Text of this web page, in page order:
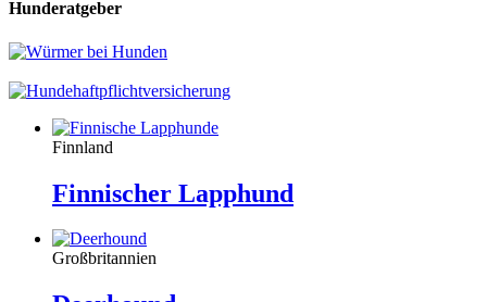
Hunderatgeber
Finnland
Finnischer Lapphund
Großbritannien